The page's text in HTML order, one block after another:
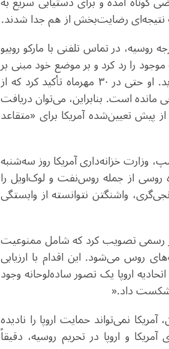
رضایت‌بخش از هم جدا شدند.
در تماس تلفنی با مارکو روبیو
را رد کرد و بر موضع خود مبنی بر
کنترل کامل منطقه دونباس در ازای یک «توافقنامه صلح جامع» تأکید ورزید. او حتی در ۳۰ مهرماه تأکید کرد که از
مانده است. بنابراین، می‌توان دریافت
پیش تعیین‌شده آمریکا برای «متقاعد
وزارت خزانه‌داری آمریکا روز سه‌شنبه
روسی از جمله روس‌نفت و لوک‌اویل را
واشنگتن نتوانسته از وابستگی
رسمی تصویب کرد که شامل ممنوعیت
روس می‌شود. این اقدام با ارزیابی
اروپا یک تصور ساده‌لوحانه وجود
شکست داد».
نمی‌تواند حمایت اروپا را نادیده
و اروپا در تحریم روسیه، دقیقاً